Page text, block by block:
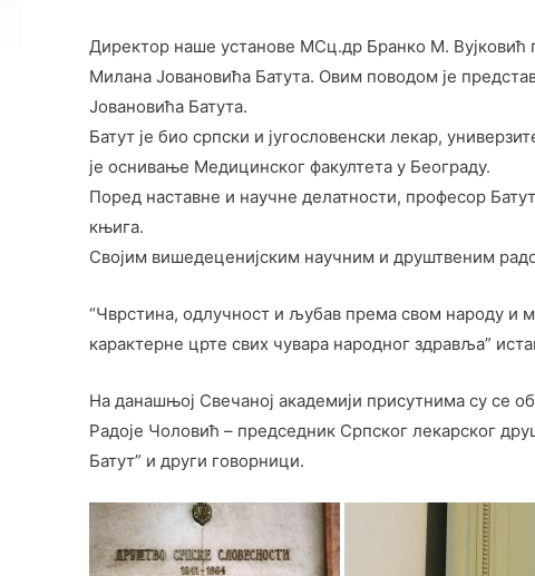
Директор наше установе МСц.др Бранко М. Вујковић
Милана Јовановића Батута. Овим поводом је
Јовановића Батута.
Батут је био српски и југословенски лекар,
је оснивање Медицинског факултета у Београду.
Поред наставне и научне делатности, професор
књига.
Својим вишедеценијским научним и друштвеним
“Чврстина, одлучност и љубав према свом народу и
карактерне црте свих чувара народног здравља”
На данашњој Свечаној академији присутнима су се
Радоје Чоловић – председник Српског лекарског
Батут” и други говорници.